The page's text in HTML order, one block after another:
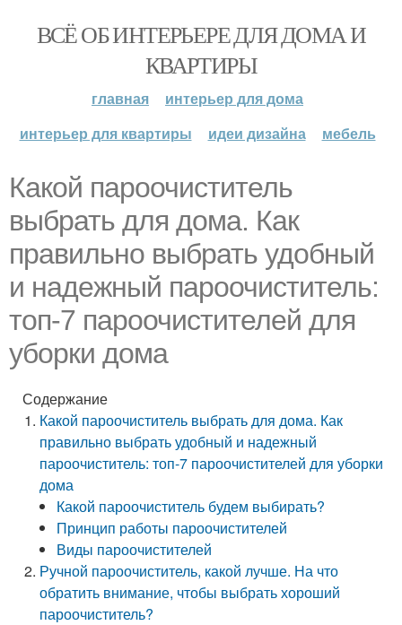
ВСЁ ОБ ИНТЕРЬЕРЕ ДЛЯ ДОМА И
КВАРТИРЫ
главная
интерьер для дома
интерьер для квартиры
идеи дизайна мебель
Какой пароочиститель
выбрать для дома. Как
правильно выбрать удобный
и надежный пароочиститель:
топ-7 пароочистителей для
уборки дома
Содержание
Какой пароочиститель выбрать для дома. Как
правильно выбрать удобный и надежный
пароочиститель: топ-7 пароочистителей для уборки
дома
Какой пароочиститель будем выбирать?
Принцип работы пароочистителей
Виды пароочистителей
Ручной пароочиститель, какой лучше. На что
обратить внимание, чтобы выбрать хороший
пароочиститель?